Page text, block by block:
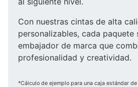
Con nuestras cintas de alta
personalizables, cada paquete
embajador de marca que
profesionalidad y creatividad.
*Cálculo de ejemplo para una caja estándar